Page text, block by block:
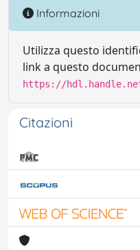
Informazioni
Utilizza questo
link a questo
https://
Citazioni